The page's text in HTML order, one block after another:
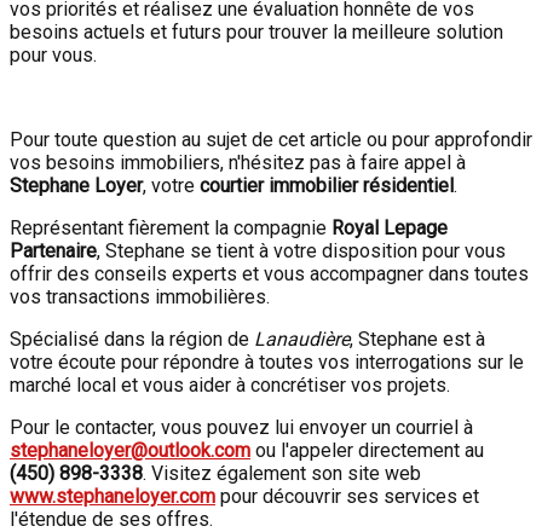
vos priorités et réalisez une évaluation honnête de vos
besoins actuels et futurs pour trouver la meilleure solution
pour vous.
Pour toute question au sujet de cet article ou pour approfondir
vos besoins immobiliers, n'hésitez pas à faire appel à
Stephane Loyer, votre courtier immobilier résidentiel.
Représentant fièrement la compagnie Royal Lepage
Partenaire, Stephane se tient à votre disposition pour vous
offrir des conseils experts et vous accompagner dans toutes
vos transactions immobilières.
Spécialisé dans la région de Lanaudière, Stephane est à
votre écoute pour répondre à toutes vos interrogations sur le
marché local et vous aider à concrétiser vos projets.
Pour le contacter, vous pouvez lui envoyer un courriel à
stephaneloyer@outlook.com ou l'appeler directement au
(450) 898-3338. Visitez également son site web
www.stephaneloyer.com pour découvrir ses services et
l'étendue de ses offres.